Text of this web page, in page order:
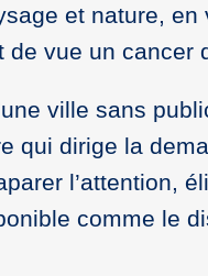
et nature,
vue un cancer
ville sans
qui dirige la
l’attention,
comme le